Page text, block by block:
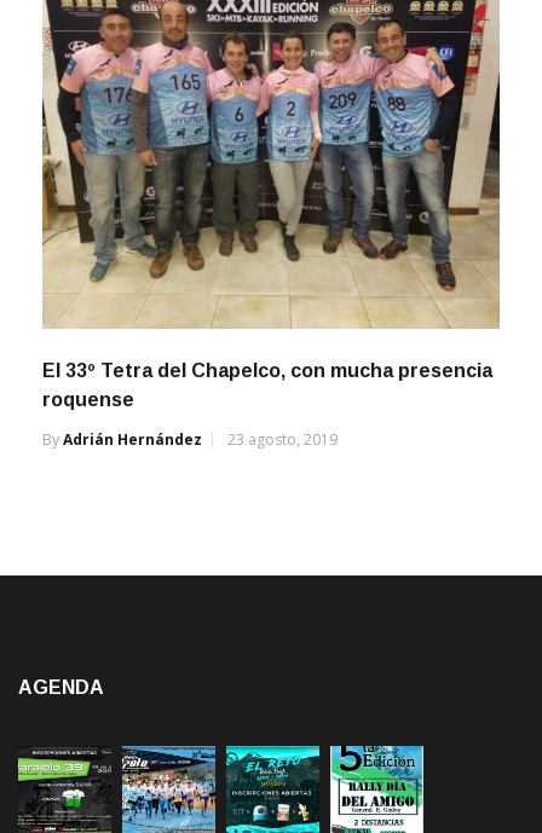
El 33º Tetra del Chapelco, con mucha presencia
roquense
ByAdrián Hernández 23 agosto, 2019
AGENDA